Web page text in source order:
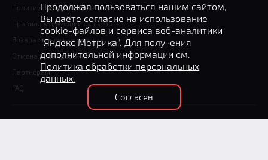
Политика конфиденциальности
Правила модерации отзывов
Возврат денежных средств
Отмена бронирования
Партнерам
FAQ
+7 (812) 602-70-76
Продолжая пользоваться нашим сайтом,
Вы даёте согласие на использование
cookie-файлови сервиса веб-аналитики
"Яндекс Метрика". Для получения
дополнительной информации см.
Политика обработки персональных
данных.
Согласен